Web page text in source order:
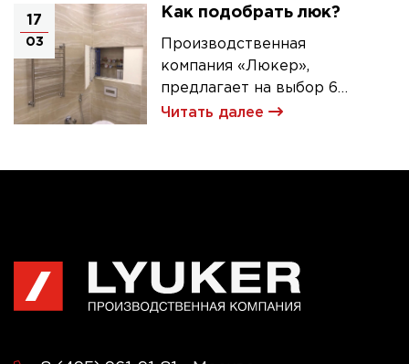
17
03
Как подобрать люк?
Производственная
компания «Люкер»,
предлагает на выбор 6
моделей ревизионных
Читать далее